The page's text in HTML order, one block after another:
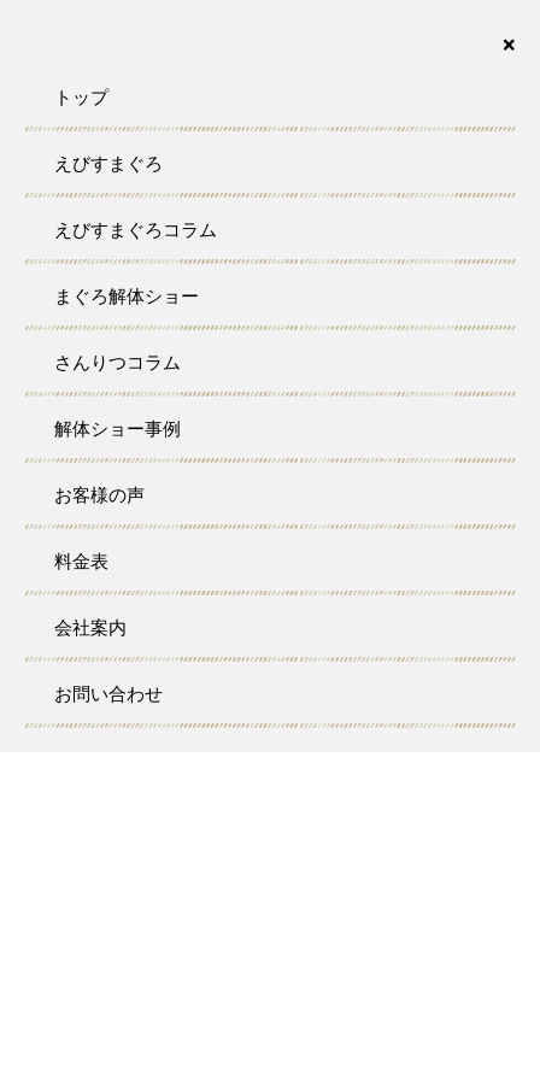
×
トップ
えびすまぐろ
えびすまぐろコラム
まぐろ解体ショー
さんりつコラム
解体ショー事例
お客様の声
料金表
会社案内
お問い合わせ
case
解体事例